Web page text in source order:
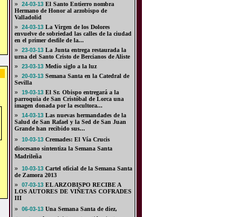
»
24-03-13El Santo Entierro nombra
Hermano de Honor al arzobispo de
Valladolid
»
24-03-13La Virgen de los Dolores
envuelve de sobriedad las calles de la ciudad
en el primer desfile de la...
»
23-03-13La Junta entrega restaurada la
urna del Santo Cristo de Bercianos de Aliste
»
23-03-13Medio siglo a la luz
»
20-03-13Semana Santa en la Catedral de
Sevilla
»
19-03-13El Sr. Obispo entregará a la
parroquia de San Cristóbal de Lorca una
imagen donada por la escultora...
»
14-03-13Las nuevas hermandades de la
Salud de San Rafael y la Sed de San Juan
Grande han recibido sus...
»
10-03-13Cremades: El Vía Crucis
diocesano sintentiza la Semana Santa
Madrileña
»
10-03-13Cartel oficial de la Semana Santa
de Zamora 2013
»
07-03-13EL ARZOBISPO RECIBE A
LOS AUTORES DE VIÑETAS COFRADES
III
»
06-03-13Una Semana Santa de diez,